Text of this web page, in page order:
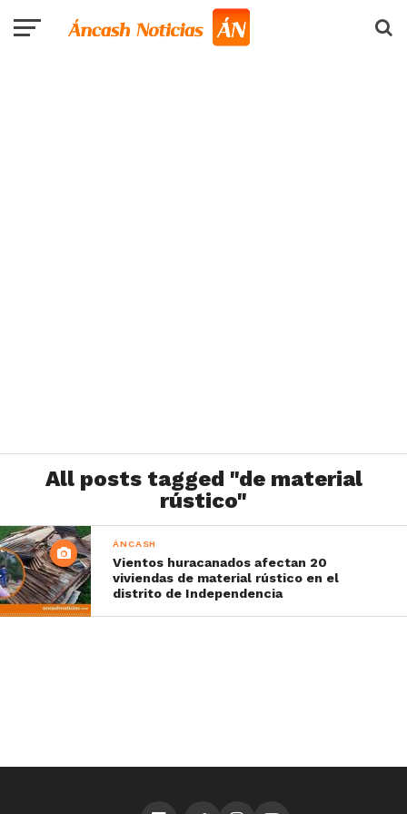
All posts tagged "de material
rústico"
ÁNCASH
Vientos huracanados afectan 20
viviendas de material rústico en el
distrito de Independencia